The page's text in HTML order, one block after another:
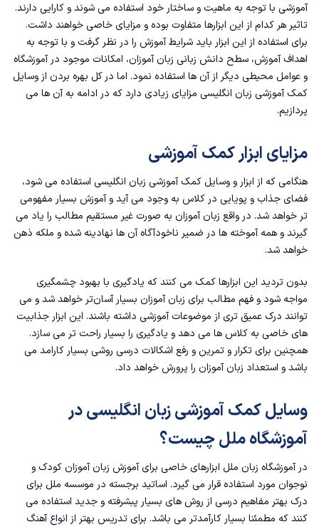
آموزشی با توجه به ماهیت و ساختار خود استفاده می شوند و کارایی دارند.
تاثیر هر کدام از این ابزارها متفاوت بوده و مزایای خاصی خواهند داشت.
برای استفاده از این ابزار باید شرایط آموزش را در نظر گرفت و با توجه به
اهداف آموزش، سطح دانش زبانی زبان آموزان، امکانات موجود در آموزشگاه
و عوامل محیطی دیگر از آن‌ ها استفاده نمود. اما در کل بهره بردن از وسایل
کمک آموزشی زبان انگلیسی مزایای زیادی دارد که در ادامه به آن ها می
پردازیم.
مزایای ابزار کمک آموزشی
هنگامی که از ابزار و وسایل کمک آموزشی زبان انگلیسی استفاده می شود،
فضای جذاب و پویایی در کلاس به وجود می آید و آموزش بسیار مفهومی
تر خواهد شد. در واقع زبان آموزان به صورت غیر مستقیم مطالب را یاد می
گیرند و همه آموخته ها در ضمیر ناخودآگاه آن ها نهادینه شده و ملکه ذهن
خواهد شد.
بدون‌ تردید این ابزارها کمک می ‌کنند که یادگیری با بهبود چشمگیری
مواجه شود و فهم مطالب برای زبان آموزان بسیار آسان‌تر خواهد شد و می
توانند درک عمیق تری از موضوعات آموزشی داشته باشند. این ابزار جذابیت
های خاصی به کلاس ها می دهد و یادگیری را بسیار راحت تر می سازد.
همچنین برای تکرار و تمرین و رفع اشکالات درسی روشی بسیار کارامد می
باشد و استعداد زبان آموزان را پرورش خواهد داد.
وسایل کمک آموزشی زبان انگلیسی در
آموزشگاه ملل چیست؟
در آموزشگاه زبان ملل ابزارهای خاصی برای آموزش زبان آموزان کودک و
نوجوان مورد استفاده قرار می گیرد. اساتید برجسته در موسسه ملل برای
درک بهتر مفاهیم درسی از روش های بسیار پبشرفته و جدید استفاده می
کنند که مطمئنا بسیار کارآمدتر می باشد. برای تدریس بهتر از انواع آهنگ